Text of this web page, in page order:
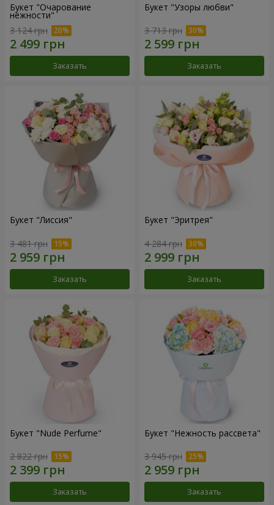
Букет "Очарование
нежности"
3 124 грн
Заказать
Букет "Узоры любви"
3 713 грн
Заказать
Букет "Лиссия"
3 481 грн
Заказать
Букет "Эритрея"
4 284 грн
Заказать
Букет "Nude Perfume"
2 822 грн
Заказать
Букет "Нежность рассвета"
3 945 грн
Заказать